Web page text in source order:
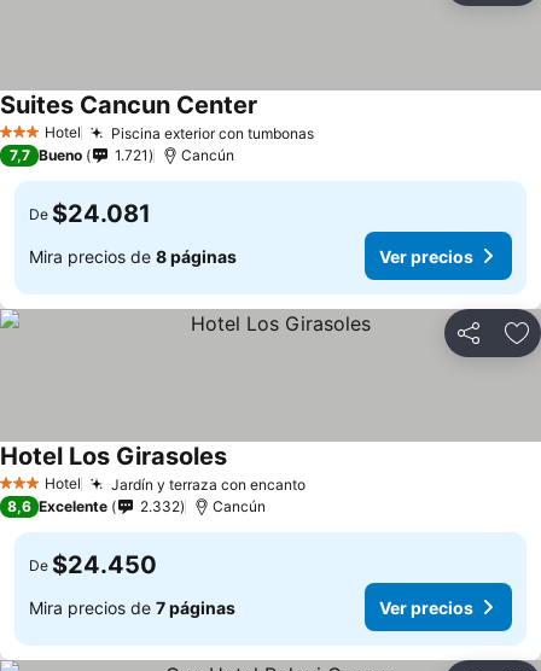
3 Estrellas
Hotel Piscina exterior con tumbonas
Suites Cancun Center
7,7 Bueno 1.721 Cancún
De $24.081
Mira precios de 8 páginas Ver precios
Compartir
3 Estrellas
Hotel Jardín y terraza con encanto
Hotel Los Girasoles
8,6 Excelente 2.332 Cancún
De $24.450
Mira precios de 7 páginas Ver precios